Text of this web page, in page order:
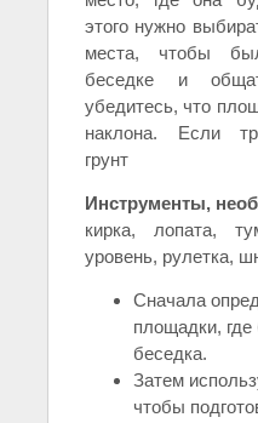
этого нужно
места, чтобы
беседке и
убедитесь, что
наклона. Если
грунт
Инструменты,
кирка, лопата,
уровень, рулетка,
Сначала
площадки, где
беседка.
Затем
чтобы